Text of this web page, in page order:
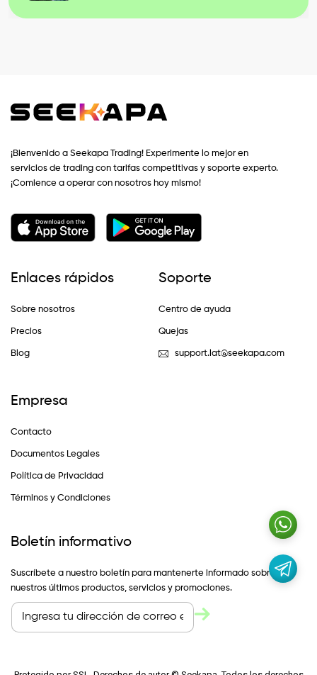
¡Bienvenido a Seekapa Trading! Experimente lo mejor en
servicios de trading con tarifas competitivas y soporte experto.
¡Comience a operar con nosotros hoy mismo!
Enlaces rápidos
Sobre nosotros
Precios
Blog
Soporte
Centro de ayuda
Quejas
support.lat@seekapa.com
Empresa
Contacto
Documentos Legales
Política de Privacidad
Términos y Condiciones
Boletín informativo
Suscríbete a nuestro boletín para mantenerte informado sobre
nuestros últimos productos, servicios y promociones.